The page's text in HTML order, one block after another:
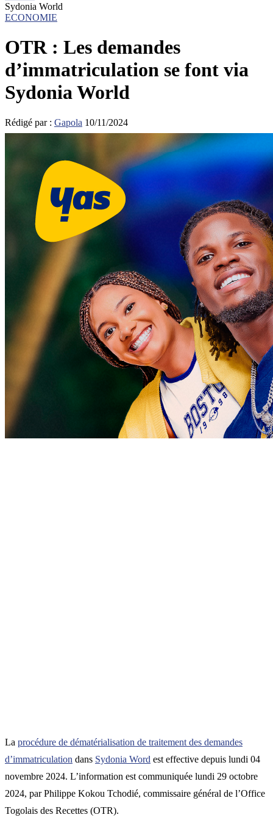
Sydonia World
ECONOMIE
OTR : Les demandes
d’immatriculation se font via
Sydonia World
Rédigé par : Gapola 10/11/2024
La procédure de dématérialisation de traitement des demandes
d’immatriculation dans Sydonia Word est effective depuis lundi 04
novembre 2024. L’information est communiquée lundi 29 octobre
2024, par Philippe Kokou Tchodié, commissaire général de l’Office
Togolais des Recettes (OTR).